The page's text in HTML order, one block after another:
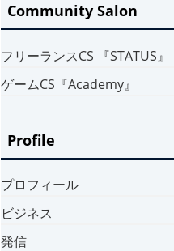
Community Salon
フリーランスCS 『STATUS』
ゲームCS『Academy』
Profile
プロフィール
ビジネス
発信